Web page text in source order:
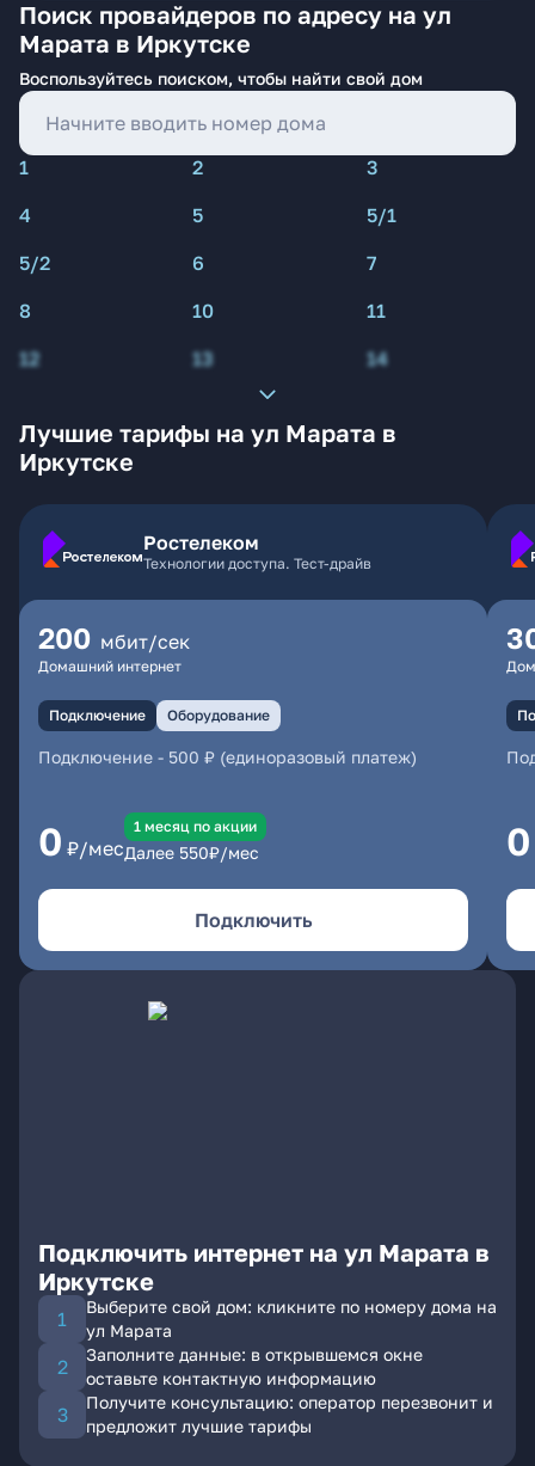
Поиск провайдеров по адресу на ул
Марата в Иркутске
Воспользуйтесь поиском, чтобы найти свой дом
1 2
3
4
5
5/1
5/2
6
7
8
10
11
12
13 14
Лучшие тарифы на ул Марата в
Иркутске
Ростелеком
Технологии доступа. Тест-драйв
200 мбит/сек
Домашний интернет
Подключение Оборудование
Подключение - 500 ₽ (единоразовый платеж)
0 ₽/мес
1 месяц по акции
Далее 550₽/мес
Подключить
0
Подключить интернет на ул Марата в
Иркутске
Выберите свой дом: кликните по номеру дома на
ул Марата
Заполните данные: в открывшемся окне
оставьте контактную информацию
Получите консультацию: оператор перезвонит и
предложит лучшие тарифы